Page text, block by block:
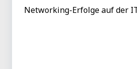
Networking-Erfolge auf der